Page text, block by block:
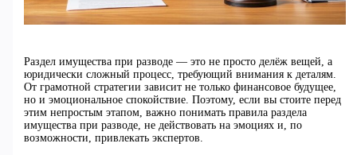
Раздел имущества при разводе — это не просто делёж вещей, а
юридически сложный процесс, требующий внимания к деталям.
От грамотной стратегии зависит не только финансовое будущее,
но и эмоциональное спокойствие. Поэтому, если вы стоите перед
этим непростым этапом, важно понимать правила раздела
имущества при разводе, не действовать на эмоциях и, по
возможности, привлекать экспертов.